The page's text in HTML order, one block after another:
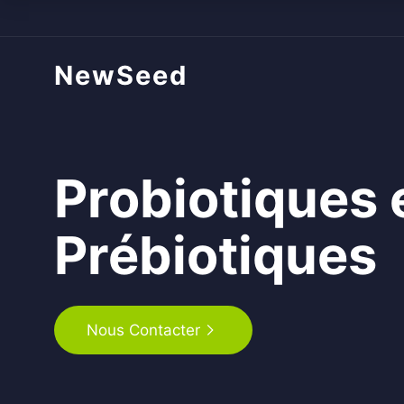
NewSeed
Probiotiques
Prébiotiques
Nous Contacter